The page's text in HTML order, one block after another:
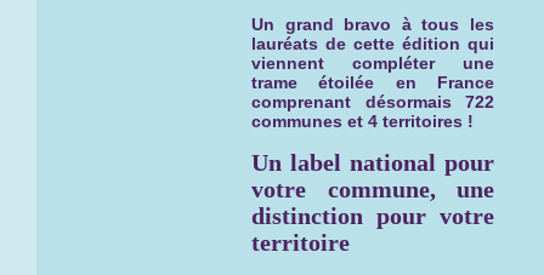
Un grand bravo à tous les
lauréats de cette édition qui
viennent compléter une
trame étoilée en France
comprenant désormais 722
communes et 4 territoires !
Un label national pour
votre commune, une
distinction pour votre
territoire